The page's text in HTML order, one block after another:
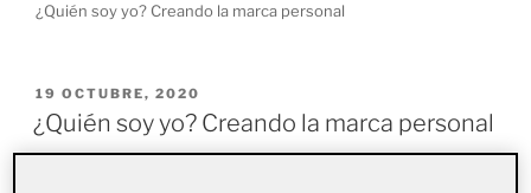
¿Quién soy yo? Creando la marca personal
PUBLICADO
EL
19 OCTUBRE, 2020
¿Quién soy yo? Creando la marca personal